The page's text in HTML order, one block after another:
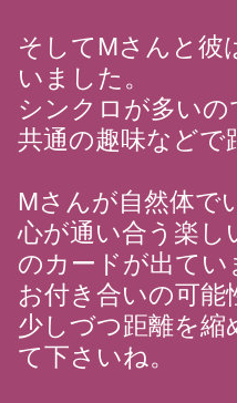
そしてMさんと彼
いました。
シンクロが多い
共通の趣味などで
Mさんが自然体で
心が通い合う楽し
のカードが出てい
お付き合いの可
少しづつ距離を縮
て下さいね。